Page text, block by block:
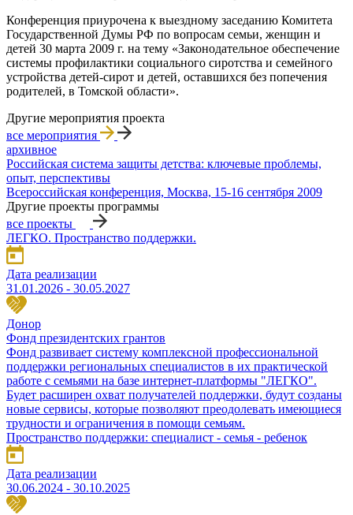
Конференция приурочена к выездному заседанию Комитета
Государственной Думы РФ по вопросам семьи, женщин и
детей 30 марта 2009 г. на тему «Законодательное обеспечение
системы профилактики социального сиротства и семейного
устройства детей-сирот и детей, оставшихся без попечения
родителей, в Томской области».
Другие мероприятия проекта
все мероприятия
архивное
Российская система защиты детства: ключевые проблемы,
опыт, перспективы
Всероссийская конференция, Москва, 15-16 сентября 2009
Другие проекты программы
все проекты
ЛЕГКО. Пространство поддержки.
Дата реализации
31.01.2026 - 30.05.2027
Донор
Фонд президентских грантов
Фонд развивает систему комплексной профессиональной
поддержки региональных специалистов в их практической
работе с семьями на базе интернет-платформы "ЛЕГКО".
Будет расширен охват получателей поддержки, будут созданы
новые сервисы, которые позволяют преодолевать имеющиеся
трудности и ограничения в помощи семьям.
Пространство поддержки: специалист - семья - ребенок
Дата реализации
30.06.2024 - 30.10.2025